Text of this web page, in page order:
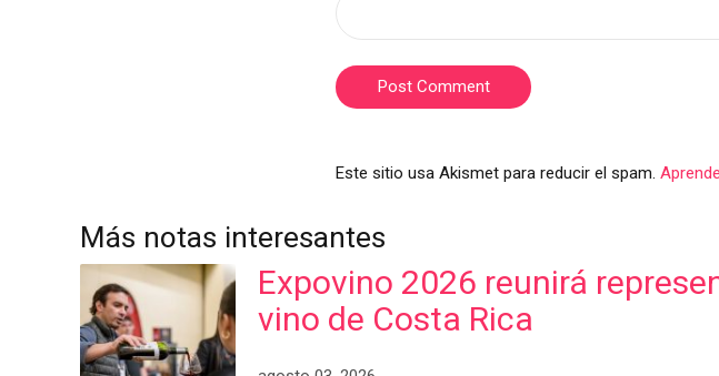
Post Comment
Este sitio usa Akismet para reducir el spam.
Más notas interesantes
Expovino 2026 reunirá
vino de Costa Rica